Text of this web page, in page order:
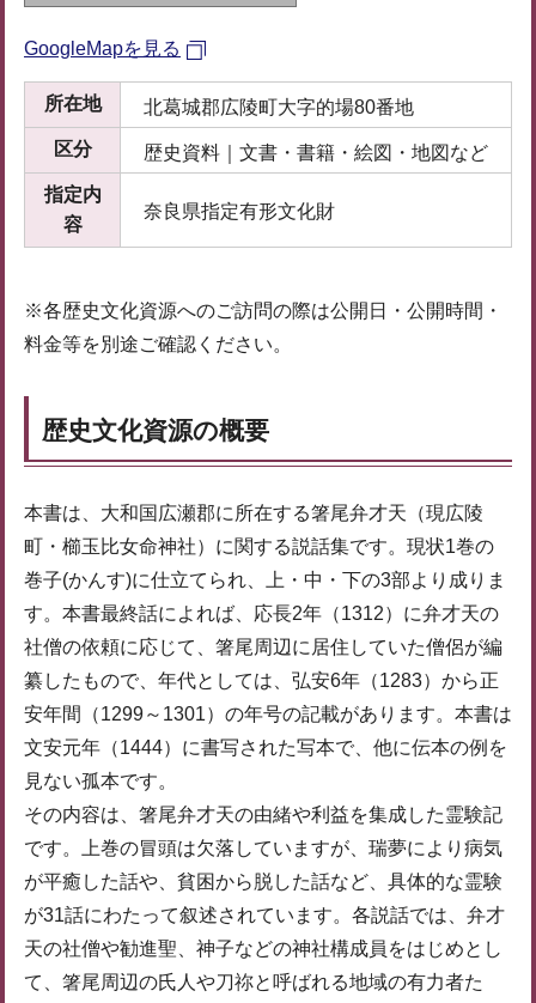
GoogleMapを見る
所在地 北葛城郡広陵町大字的場80番地
区分 歴史資料｜文書・書籍・絵図・地図など
指定内
容
奈良県指定有形文化財
※各歴史文化資源へのご訪問の際は公開日・公開時間・
料金等を別途ご確認ください。
歴史文化資源の概要
本書は、大和国広瀬郡に所在する箸尾弁才天（現広陵
町・櫛玉比女命神社）に関する説話集です。現状1巻の
巻子(かんす)に仕立てられ、上・中・下の3部より成りま
す。本書最終話によれば、応長2年（1312）に弁才天の
社僧の依頼に応じて、箸尾周辺に居住していた僧侶が編
纂したもので、年代としては、弘安6年（1283）から正
安年間（1299～1301）の年号の記載があります。本書は
文安元年（1444）に書写された写本で、他に伝本の例を
見ない孤本です。
その内容は、箸尾弁才天の由緒や利益を集成した霊験記
です。上巻の冒頭は欠落していますが、瑞夢により病気
が平癒した話や、貧困から脱した話など、具体的な霊験
が31話にわたって叙述されています。各説話では、弁才
天の社僧や勧進聖、神子などの神社構成員をはじめとし
て、箸尾周辺の氏人や刀祢と呼ばれる地域の有力者た